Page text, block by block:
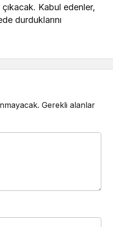
Kabul edenler,
durduklarını
Gerekli alanlar